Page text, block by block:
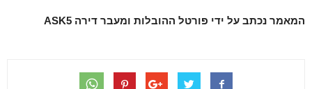
המאמר נכתב על ידי פורטל ההובלות ומעבר דירה ASK5